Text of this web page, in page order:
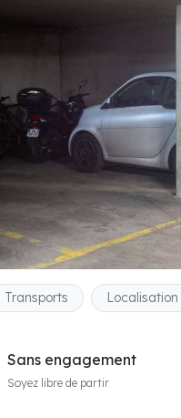
Transports Localisation
Sans engagement
Soyez libre de partir